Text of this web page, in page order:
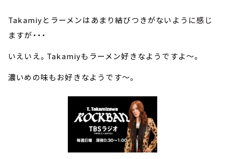
Takamiyとラーメンはあまり結びつきがないように感じ
ますが・・・
いえいえ。Takamiyもラーメン好きなようですよ～。
濃いめの味もお好きなようです～。